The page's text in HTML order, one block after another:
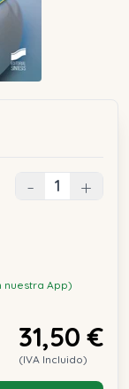
- +
nuestra App)
31,50 €
(IVA Incluido)